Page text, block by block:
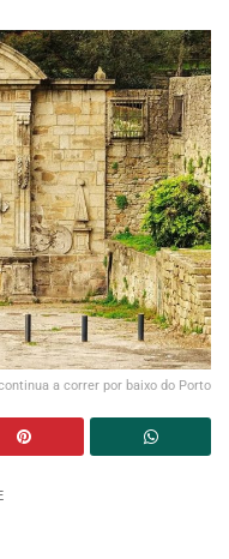
a correr por baixo do Porto